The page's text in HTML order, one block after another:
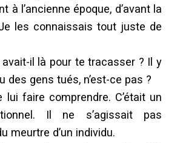
à l’ancienne époque, d’avant la
les connaissais tout juste de
avait-il là pour te tracasser ? Il y
des gens tués, n’est-ce pas ?
lui faire comprendre. C’était un
Il ne s’agissait pas
meurtre d’un individu.